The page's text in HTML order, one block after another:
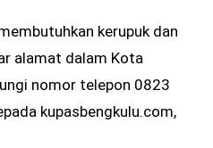
kerupuk dan
alamat dalam Kota
nomor telepon 0823
kupasbengkulu.com,